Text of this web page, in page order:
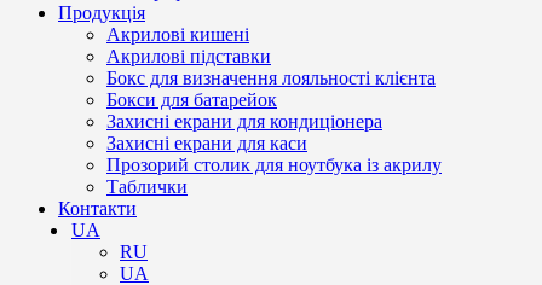
Продукція
Акрилові кишені
Акрилові підставки
Бокс для визначення лояльності клієнта
Бокси для батарейок
Захисні екрани для кондиціонера
Захисні екрани для каси
Прозорий столик для ноутбука із акрилу
Таблички
Контакти
UA
RU
UA